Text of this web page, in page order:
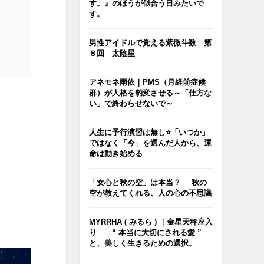
す。』のほうが似合う日みたいで
す。
男性アイドルで覚える紫微斗数 第
８回 太陰星
アネモネ雨依｜PMS（月経前症候
群）が人格を豹変させる～「仕方な
い」で終わらせないで～
人生に予行演習は無し⭐️「いつか」
ではなく「今」を選んだ人から、運
命は動き始める
「女心と秋の空」は本当？──秋の
空が教えてくれる、人の心の不思議
MYRRHA ( みるら ) ｜金星天秤座入
り ── “ 本当に大切にされる愛 ”
と、美しく生きるための選択。